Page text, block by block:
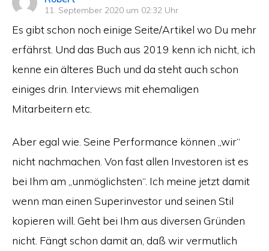
11. September 2020 um 02:32 Uhr
Es gibt schon noch einige Seite/Artikel wo Du mehr
erfährst. Und das Buch aus 2019 kenn ich nicht, ich
kenne ein älteres Buch und da steht auch schon
einiges drin. Interviews mit ehemaligen
Mitarbeitern etc.
Aber egal wie. Seine Performance können „wir“
nicht nachmachen. Von fast allen Investoren ist es
bei Ihm am „unmöglichsten“. Ich meine jetzt damit
wenn man einen Superinvestor und seinen Stil
kopieren will. Geht bei Ihm aus diversen Gründen
nicht. Fängt schon damit an, daß wir vermutlich